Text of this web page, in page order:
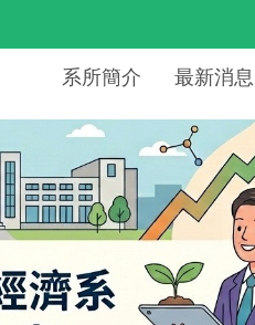
系所簡介 最新消息